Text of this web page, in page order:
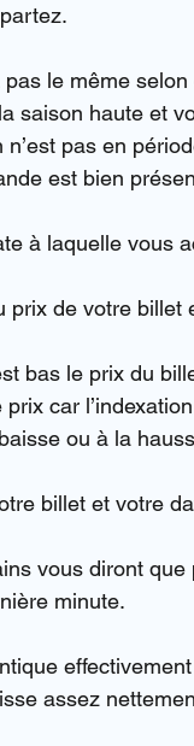
le même
saison haute et
n’est pas en
est bien
à laquelle vous
prix de votre
bas le prix du
car
ou à la
billet et votre
vous diront
minute.
assez